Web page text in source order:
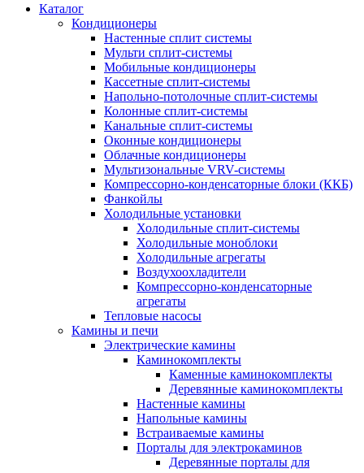
Каталог
Кондиционеры
Настенные сплит системы
Мульти сплит-системы
Мобильные кондиционеры
Кассетные сплит-системы
Напольно-потолочные сплит-системы
Колонные сплит-системы
Канальные сплит-системы
Оконные кондиционеры
Облачные кондиционеры
Мультизональные VRV-системы
Компрессорно-конденсаторные блоки (ККБ)
Фанкойлы
Холодильные установки
Холодильные сплит-системы
Холодильные моноблоки
Холодильные агрегаты
Воздухоохладители
Компрессорно-конденсаторные
агрегаты
Тепловые насосы
Камины и печи
Электрические камины
Каминокомплекты
Каменные каминокомплекты
Деревянные каминокомплекты
Настенные камины
Напольные камины
Встраиваемые камины
Порталы для электрокаминов
Деревянные порталы для